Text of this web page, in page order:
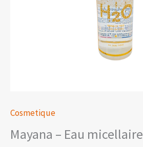
Cosmetique
Mayana – Eau micellaire